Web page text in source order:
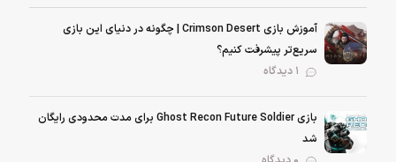
آموزش بازی Crimson Desert | چگونه در دنیای این بازی
سریع‌تر پیشرفت کنیم؟
بازی Ghost Recon Future Soldier برای مدت محدودی رایگان
شد